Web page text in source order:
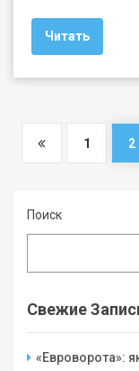
Читать
1 2
Поиск
Свежие
«Евроворота»: